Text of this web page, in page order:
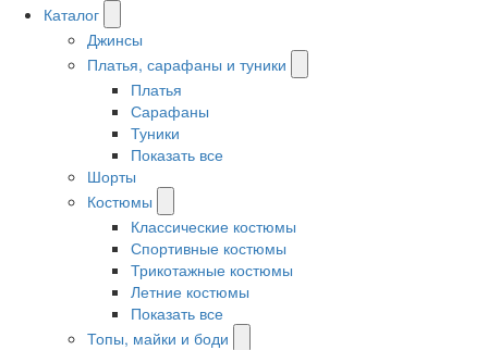
Каталог
Джинсы
Платья, сарафаны и туники
Платья
Сарафаны
Туники
Показать все
Шорты
Костюмы
Классические костюмы
Спортивные костюмы
Трикотажные костюмы
Летние костюмы
Показать все
Топы, майки и боди